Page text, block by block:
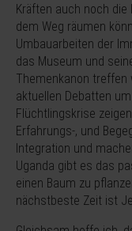
Kräften auch noch
dem Weg räumen
Umbauarbeiten der
das Museum und
Themenkanon treffen
aktuellen Debatten
Flüchtlingskrise
Erfahrungs-, und
Integration und
Uganda gibt es das
einen Baum zu
nächstbeste Zeit ist